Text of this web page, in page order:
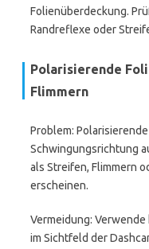
Folienüberdeckung.
Randreflexe oder
Polarisierende
Flimmern
Problem:
Schwingungsrichtung
als Streifen, Flimmern
erscheinen.
Vermeidung:
im Sichtfeld der